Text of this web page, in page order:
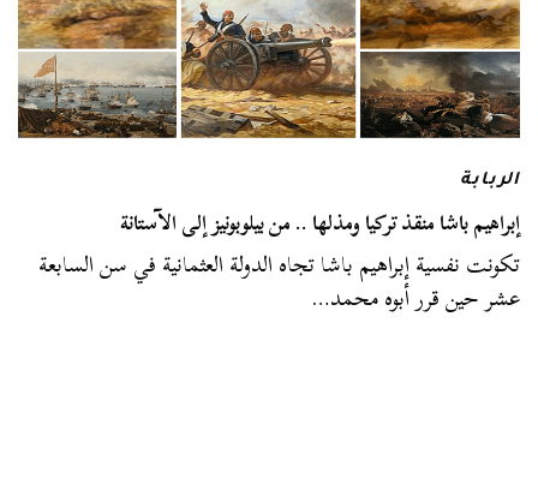
الربابة
إبراهيم باشا منقذ تركيا ومذلها .. من بيلوبونيز إلى الآستانة
تكونت نفسية إبراهيم باشا تجاه الدولة العثمانية في سن السابعة
عشر حين قرر أبوه محمد…